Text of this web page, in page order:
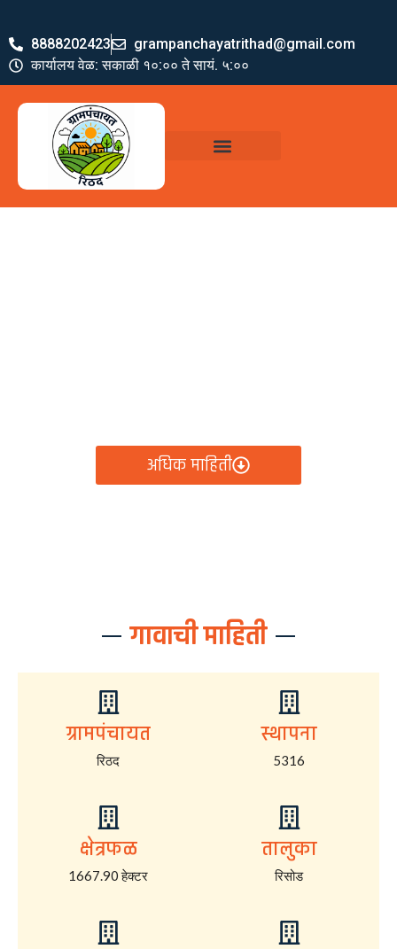
8888202423
grampanchayatrithad@gmail.com
कार्यालय वेळ: सकाळी १०:०० ते सायं. ५:००
अधिक माहिती
गावाची माहिती
ग्रामपंचायत
रिठद
स्थापना
5316
क्षेत्रफळ
1667.90 हेक्टर
तालुका
रिसोड